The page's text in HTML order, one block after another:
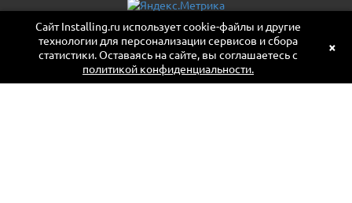
119331, г. Москва ул. Марии Ульяновой дом 17а, этаж 2,
офис 10
Сайт Installing.ru использует cookie-файлы и другие
технологии для персонализации сервисов и сбора
статистики. Оставаясь на сайте, вы соглашаетесь с
политикой конфиденциальности.
×